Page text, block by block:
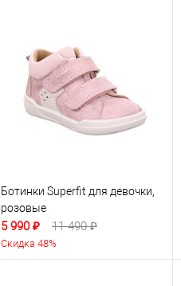
Ботинки Superfit для девочки,
розовые
5 990 ₽ 11 490 ₽
Скидка 48%